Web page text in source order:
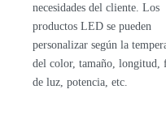
necesidades del cliente. Los
productos LED se pueden
personalizar según la
del color, tamaño, longitud,
de luz, potencia, etc.